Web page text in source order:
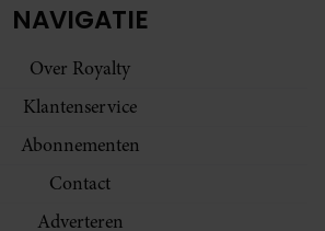
NAVIGATIE
Over Royalty
Klantenservice
Abonnementen
Contact
Adverteren